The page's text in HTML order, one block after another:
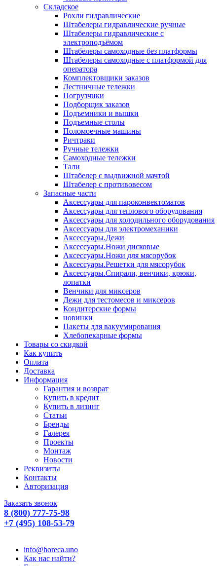
Складское
Рохли гидравлические
Штабелеры гидравлические ручные
Штабелеры гидравлические с
электроподъёмом
Штабелеры самоходные без платформы
Штабелеры самоходные с платформой для
оператора
Комплектовщики заказов
Лестничные тележки
Погрузчики
Подборщик заказов
Подъемники и вышки
Подъемные столы
Поломоечные машины
Ричтраки
Ручные тележки
Самоходные тележки
Тали
Штабелер с выдвижной мачтой
Штабелер с противовесом
Запасные части
Аксессуары для пароконвектоматов
Аксессуары для теплового оборудования
Аксессуары для холодильного оборудования
Аксессуары для электромеханики
Аксессуары.Дежи
Аксессуары.Ножи дисковые
Аксессуары.Ножи для мясорубок
Аксессуары.Решетки для мясорубок
Аксессуары.Спирали, венчики, крюки,
лопатки
Венчики для миксеров
Дежи для тестомесов и миксеров
Кондитерские формы
новинки
Пакеты для вакуумирования
Хлебопекарные формы
Товары со скидкой
Как купить
Оплата
Доставка
Информация
Гарантия и возврат
Купить в кредит
Купить в лизинг
Статьи
Бренды
Галерея
Проекты
Монтаж
Новости
Реквизиты
Контакты
Авторизация
Заказать звонок
8 (800) 777-75-98
+7 (495) 108-53-79
info@horeca.uno
Как нас найти?